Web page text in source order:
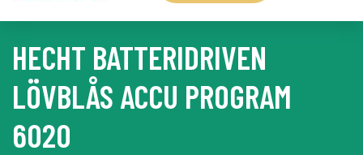
HECHT BATTERIDRIVEN
LÖVBLÅS ACCU PROGRAM
6020